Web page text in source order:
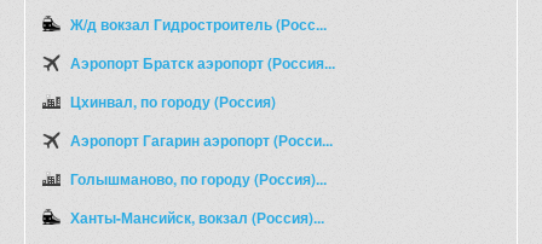
Ж/д вокзал Гидростроитель (Росс...
Аэропорт Братск аэропорт (Россия...
Цхинвал, по городу (Россия)
Аэропорт Гагарин аэропорт (Росси...
Голышманово, по городу (Россия)...
Ханты-Мансийск, вокзал (Россия)...